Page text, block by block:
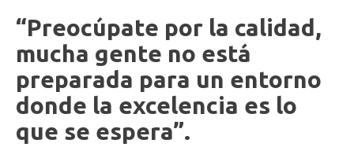
“Preocúpate por la calidad,
mucha gente no está
preparada para un entorno
donde la excelencia es lo
que se espera”.